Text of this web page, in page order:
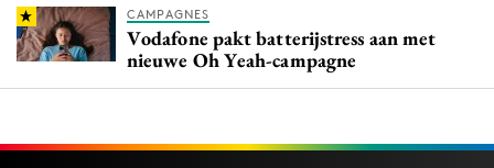
CAMPAGNES
Vodafone pakt batterijstress aan met
nieuwe Oh Yeah-campagne